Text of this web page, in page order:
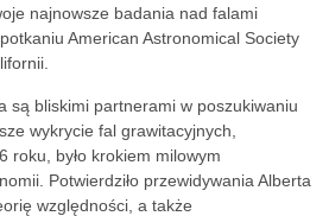
najnowsze badania nad falami
American Astronomical Society
są bliskimi partnerami w poszukiwaniu
wykrycie fal grawitacyjnych,
roku, było krokiem milowym
Potwierdziło przewidywania Alberta
względności, a także